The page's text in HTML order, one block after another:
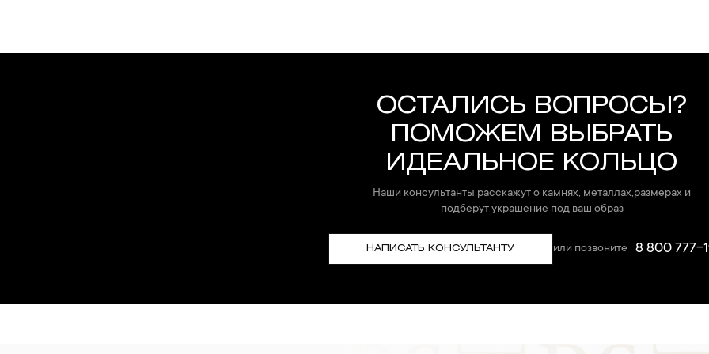
ОСТАЛИСЬ ВОПРОСЫ?
ПОМОЖЕМ ВЫБРАТЬ
ИДЕАЛЬНОЕ КОЛЬЦО
Наши консультанты расскажут о камнях, металлах,размерах и
подберут украшение под ваш образ
НАПИСАТЬ КОНСУЛЬТАНТУ или позвоните 8 800 777-